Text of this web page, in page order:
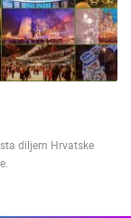
diljem Hrvatske